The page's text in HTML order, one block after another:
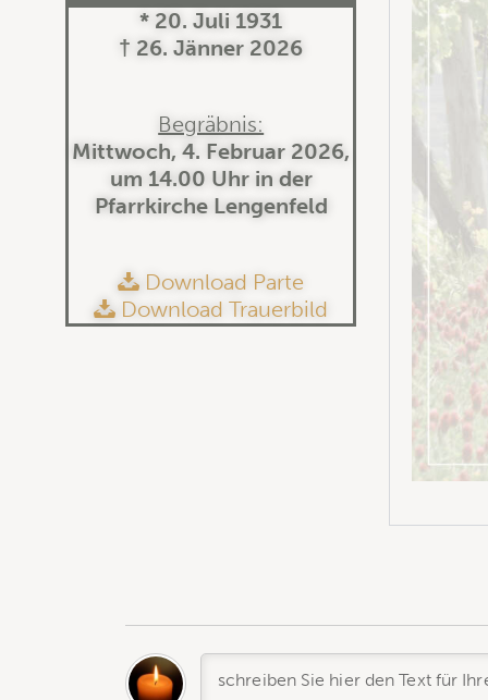
* 20. Juli 1931
† 26. Jänner 2026
Begräbnis:
Mittwoch, 4. Februar 2026,
um 14.00 Uhr in der
Pfarrkirche Lengenfeld
Download Parte
Download Trauerbild